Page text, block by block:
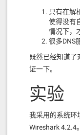
只有在解
使得没有
情况下，
很多DNS
既然已经知道
证一下。
实验
我采用的系统环
Wireshark 4.2.4